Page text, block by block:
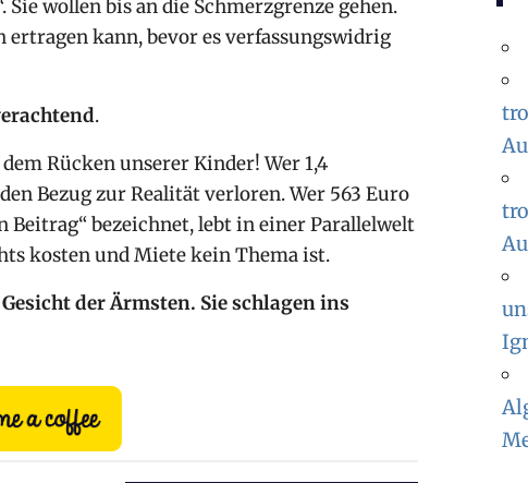
wollen bis an die Schmerzgrenze gehen.
ertragen kann, bevor es verfassungswidrig
.
Rücken unserer Kinder! Wer 1,4
Bezug zur Realität verloren. Wer 563 Euro
Beitrag“ bezeichnet, lebt in einer Parallelwelt
kosten und Miete kein Thema ist.
der Ärmsten. Sie schlagen ins